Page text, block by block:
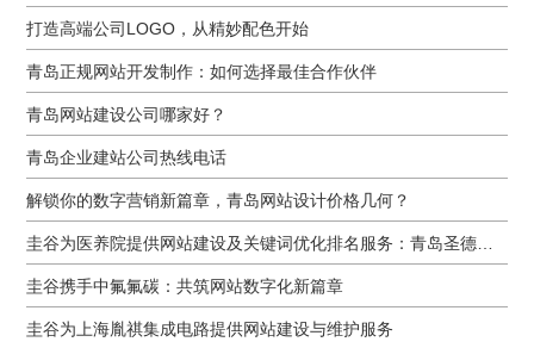
打造高端公司LOGO，从精妙配色开始
青岛正规网站开发制作：如何选择最佳合作伙伴
青岛网站建设公司哪家好？
青岛企业建站公司热线电话
解锁你的数字营销新篇章，青岛网站设计价格几何？
圭谷携手中氟氟碳：共筑网站数字化新篇章
圭谷为上海胤祺集成电路提供网站建设与维护服务